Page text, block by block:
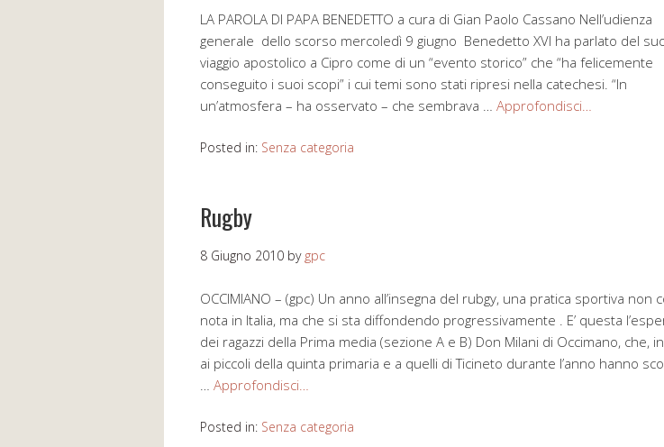
LA PAROLA DI PAPA BENEDETTO a cura di Gian Paolo Cassano Nell’udienza
generale dello scorso mercoledì 9 giugno Benedetto XVI ha parlato del
viaggio apostolico a Cipro come di un “evento storico” che “ha felicemente
conseguito i suoi scopi” i cui temi sono stati ripresi nella catechesi. “In
un’atmosfera – ha osservato – che sembrava … Approfondisci…
Posted in: Senza categoria
Rugby
8 Giugno 2010 by gpc
OCCIMIANO – (gpc) Un anno all’insegna del rubgy, una pratica sportiva non
nota in Italia, ma che si sta diffondendo progressivamente . E’ questa
dei ragazzi della Prima media (sezione A e B) Don Milani di Occimano, che,
ai piccoli della quinta primaria e a quelli di Ticineto durante l’anno hanno
… Approfondisci…
Posted in: Senza categoria